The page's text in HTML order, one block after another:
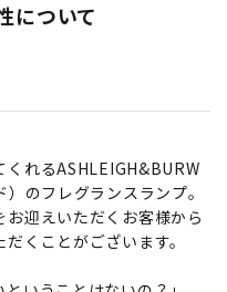
について
れるASHLEIGH&BURW
のフレグランスランプ。
迎えいただくお客様から
くことがございます。